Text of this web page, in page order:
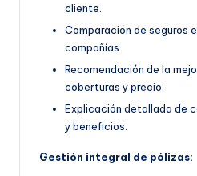
cliente.
Comparación de seguros
compañías.
Recomendación de la
coberturas y precio.
Explicación detallada de
y beneficios.
Gestión integral de pólizas: